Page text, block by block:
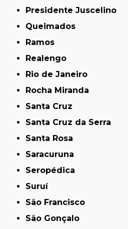
Presidente Juscelino
Queimados
Ramos
Realengo
Rio de Janeiro
Rocha Miranda
Santa Cruz
Santa Cruz da Serra
Santa Rosa
Saracuruna
Seropédica
Suruí
São Francisco
São Gonçalo